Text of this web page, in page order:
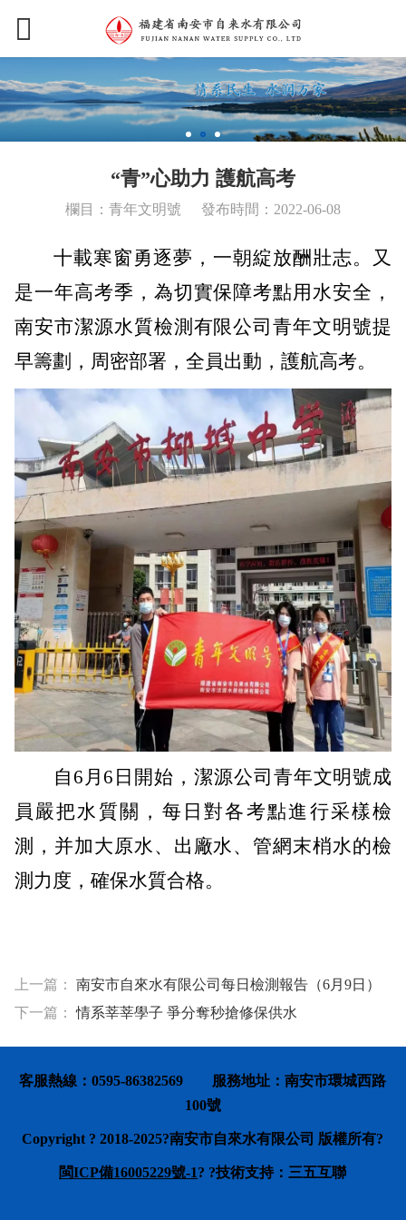
“青”心助力 護航高考
欄目：青年文明號 發布時間：2022-06-08
十載寒窗勇逐夢，一朝綻放酬壯志。又
是一年高考季，為切實保障考點用水安全，
南安市潔源水質檢測有限公司青年文明號提
早籌劃，周密部署，全員出動，護航高考。
自 6 月 6 日開始，潔源公司青年文明號成
員嚴把水質關，每日對各考點進行采樣檢
測，并加大原水、出廠水、管網末梢水的檢
測力度，確保水質合格。
上一篇： 南安市自來水有限公司每日檢測報告（6月9日）
下一篇：情系莘莘學子 爭分奪秒搶修保供水
客服熱線：0595-86382569 服務地址：南安市環城西路
100號
Copyright ? 2018-2025?南安市自來水有限公司 版權所有?
閩ICP備16005229號-1? ?技術支持：三五互聯